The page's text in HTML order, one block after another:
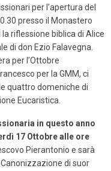
per l’apertura del
presso il Monastero
riflessione biblica di Alice
di don Ezio Falavegna.
per l’Ottobre
per la GMM, ci
quattro domeniche di
Eucaristica.
in questo anno
17 Ottobre alle ore
Pierantonio e sarà
di suor